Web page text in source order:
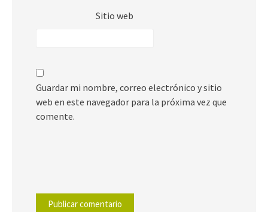
Sitio web
Guardar mi nombre, correo electrónico y sitio
web en este navegador para la próxima vez que
comente.